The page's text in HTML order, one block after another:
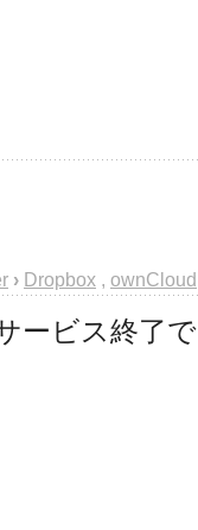
› Dropbox , ownCloud
ービス終了